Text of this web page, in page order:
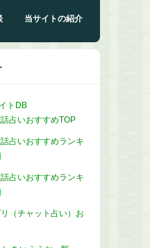
当サイトの紹介
トDB
占いおすすめTOP
占いおすすめランキ
占いおすすめランキ
（チャット占い）お